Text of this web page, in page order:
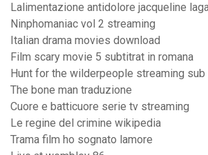
Lalimentazione antidolore jacqueline
Ninphomaniac vol 2 streaming
Italian drama movies download
Film scary movie 5 subtitrat in romana
Hunt for the wilderpeople streaming sub
The bone man traduzione
Cuore e batticuore serie tv streaming
Le regine del crimine wikipedia
Trama film ho sognato lamore